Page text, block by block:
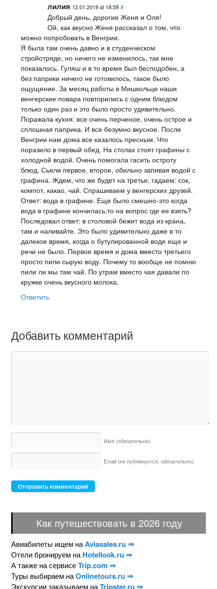
лилия 12.01.2019 at 18:39 #
Добрый день, дорогие Женя и Оля!
Ой, как вкусно Женя рассказал о том, что
можно попробовать в Венгрии.
Я была там очень давно и в студенческом
стройотряде, но ничего не изменилось, так мне
показалось. Гуляш и в то время был бесподобен, а
без паприки ничего не готовилось, такое было
ощущение. За месяц работы в Мишкольце наши
венгерские повара повторились с одним блюдом
только один раз и это было просто удивительно.
Поражала кухня: все очень перченое, очень острое и
сплошная паприка. И все безумно вкусное. После
Венгрии нам дома все казалось пресным. Что
поразило в первый обед. На столах стоят графины с
холодной водой. Очень помогала гасить остроту
блюд. Сьели первое, второе, обильно запивая водой с
графина. Ждем, что же будет на третье, гадаем: сок,
компот, какао, чай. Спрашиваем у венгерских друзей.
Ответ: вода в графине. Еще было смешно-это когда
вода в графине кончилась,то на вопрос где ее взять?
Последовал ответ: в столовой бежит вода из крана,
там и наливайте. Это было удивительно даже в то
далекое время, когда о бутулированной воде еще и
речи не было. Первое время и дома вместо третьего
просто пили сырую воду. Почему то вообще не помню
пили ли мы там чай. По утрам вместо чая давали по
кружке очень вкусного молока.
Ответить
Добавить комментарий
Имя (обязательно)
Email (не публикуется, обязательно)
Как путешествовать в 2026 году
Авиабилеты ищем наAviasales.ru ⇒
Отели бронируем на Hotellook.ru ⇒
А также на сервисеTrip.com ⇒
Туры выбираем наOnlinetours.ru ⇒
Экскурсии заказываем наTripster.ru ⇒